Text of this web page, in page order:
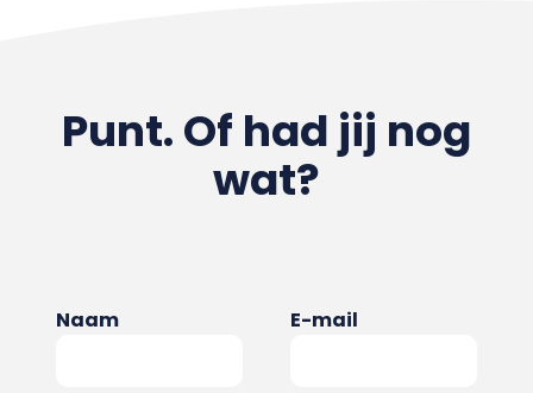
Punt. Of had jij nog
wat?
Naam E-mail